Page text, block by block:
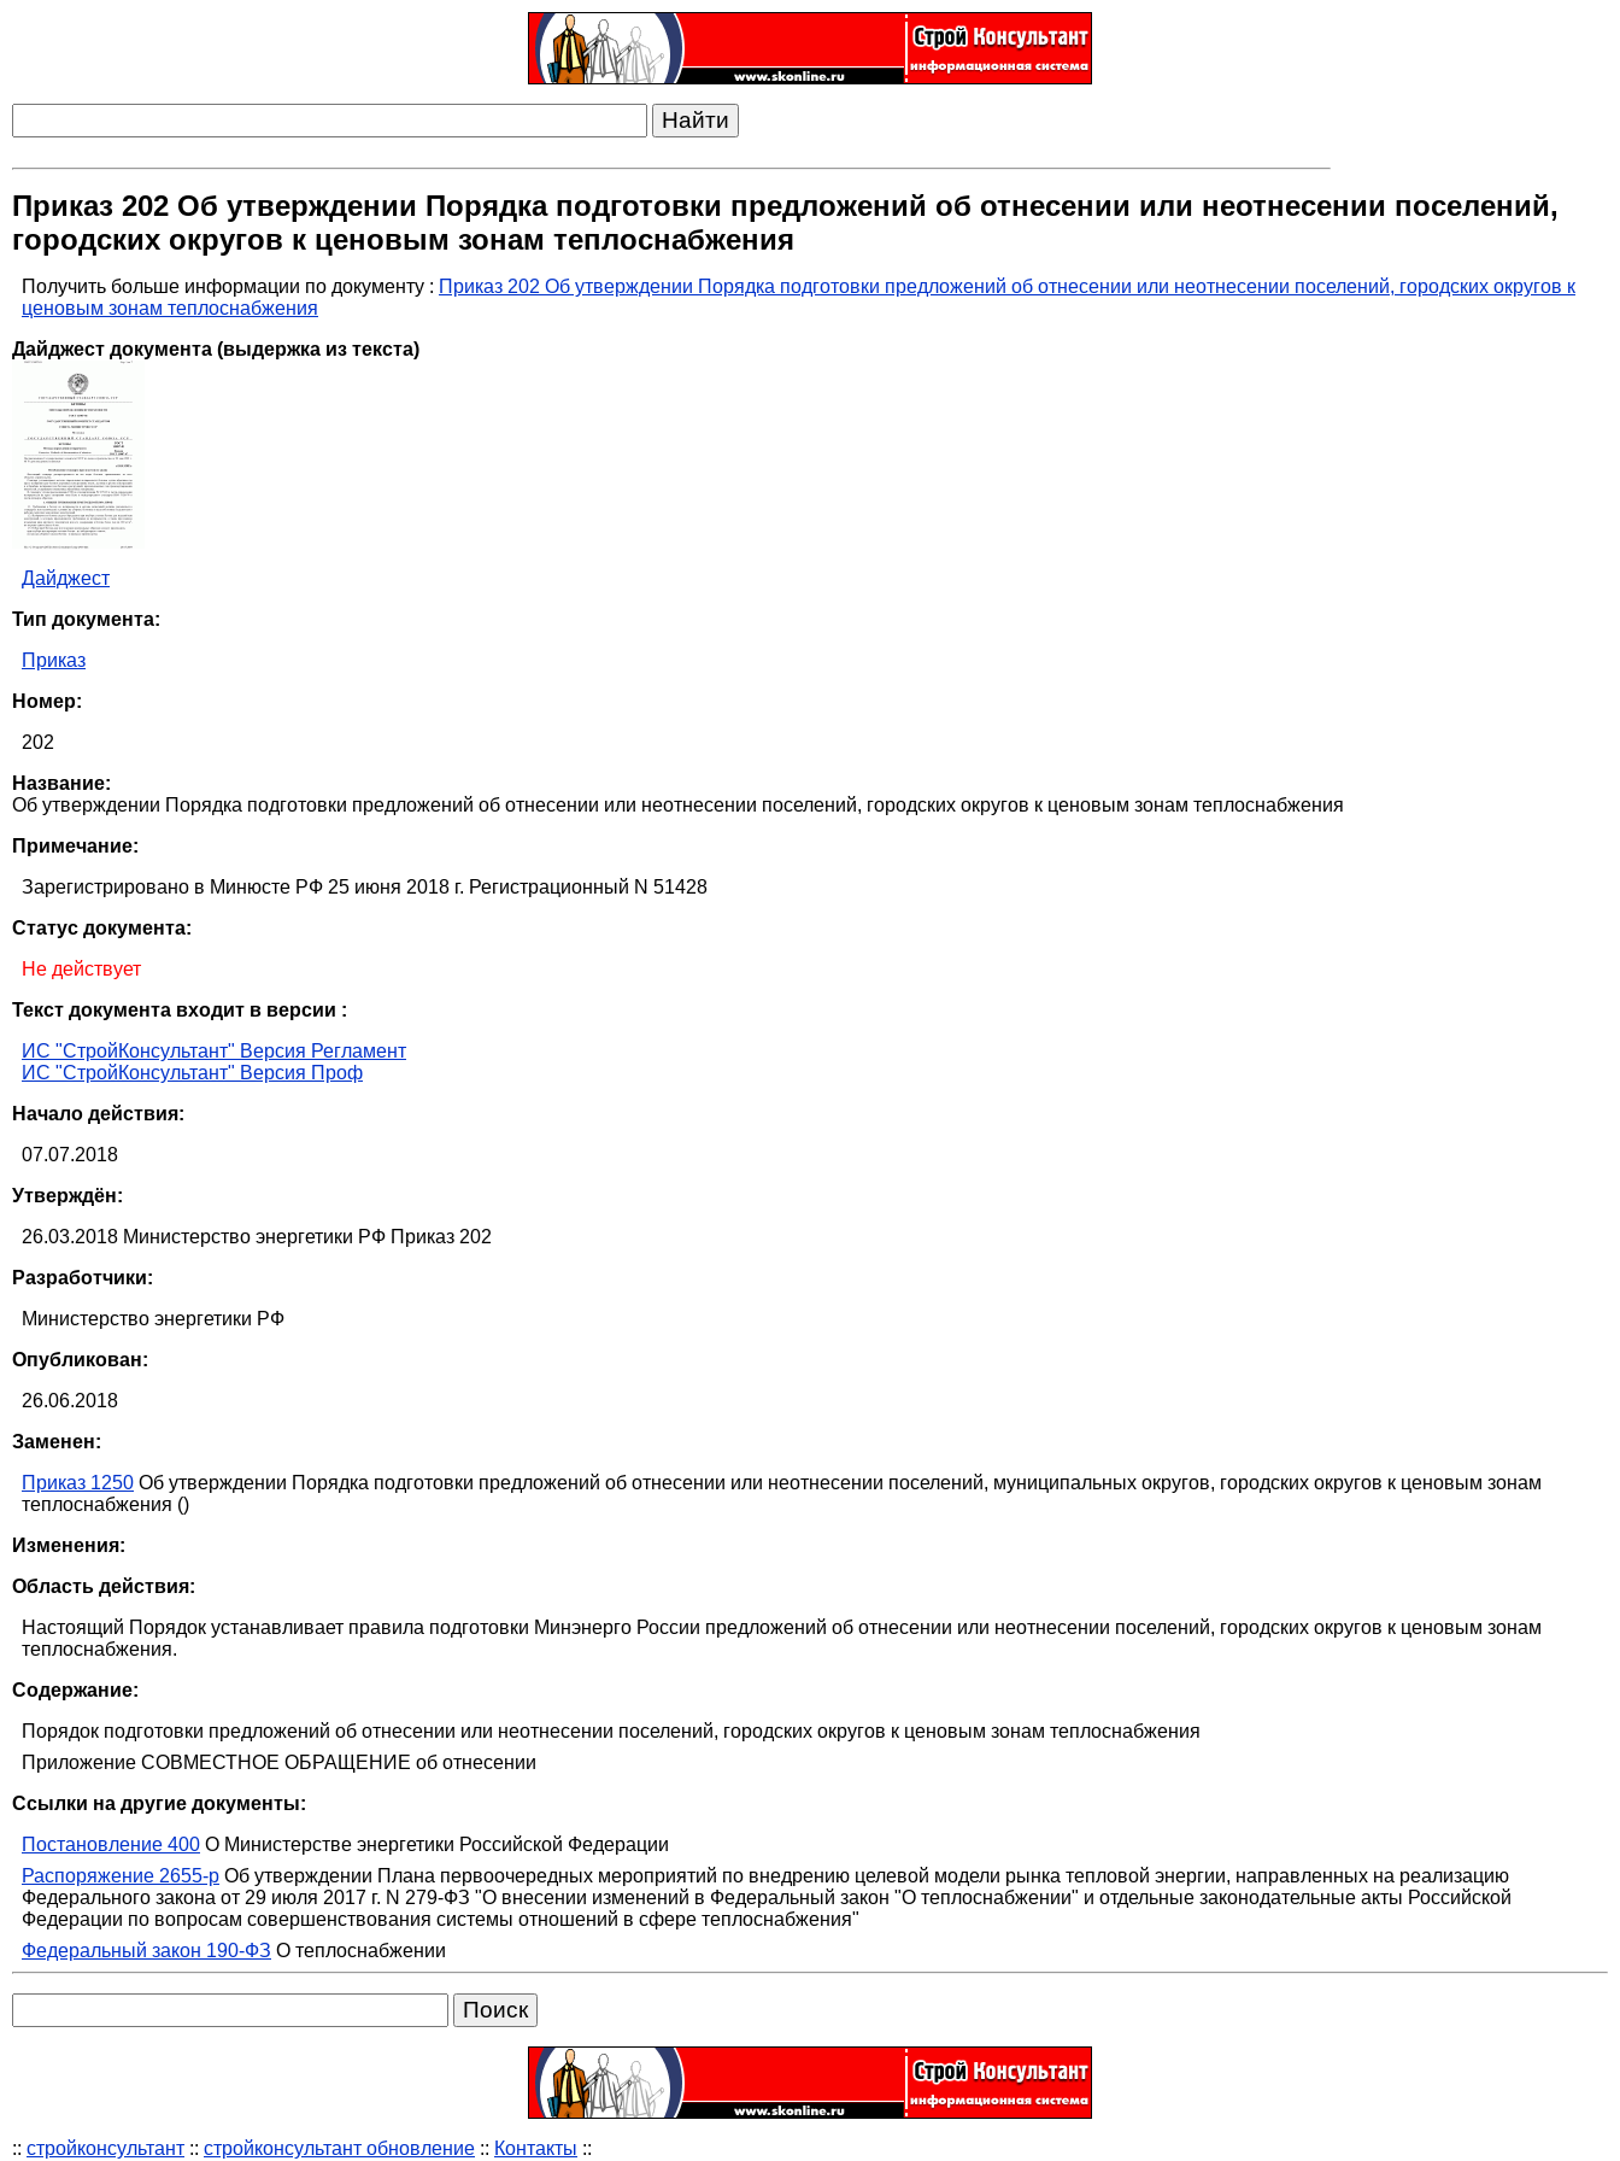
Приказ 202 Об утверждении Порядка подготовки предложений об отнесении или неотнесении поселений,
городских округов к ценовым зонам теплоснабжения
Получить больше информации по документу : Приказ 202 Об утверждении Порядка подготовки предложений об отнесении или неотнесении поселений, городских округов к
ценовым зонам теплоснабжения
Дайджест документа (выдержка из текста)
Дайджест
Тип документа:
Приказ
Номер:
202
Название:
Об утверждении Порядка подготовки предложений об отнесении или неотнесении поселений, городских округов к ценовым зонам теплоснабжения
Примечание:
Зарегистрировано в Минюсте РФ 25 июня 2018 г. Регистрационный N 51428
Статус документа:
Не действует
Текст документа входит в версии :
ИС "СтройКонсультант" Версия Регламент
ИС "СтройКонсультант" Версия Проф
Начало действия:
07.07.2018
Утверждён:
26.03.2018 Министерство энергетики РФ Приказ 202
Разработчики:
Министерство энергетики РФ
Опубликован:
26.06.2018
Заменен:
Приказ 1250 Об утверждении Порядка подготовки предложений об отнесении или неотнесении поселений, муниципальных округов, городских округов к ценовым зонам
теплоснабжения ()
Изменения:
Область действия:
Настоящий Порядок устанавливает правила подготовки Минэнерго России предложений об отнесении или неотнесении поселений, городских округов к ценовым зонам
теплоснабжения.
Содержание:
Порядок подготовки предложений об отнесении или неотнесении поселений, городских округов к ценовым зонам теплоснабжения
Приложение СОВМЕСТНОЕ ОБРАЩЕНИЕ об отнесении
Ссылки на другие документы:
Постановление 400 О Министерстве энергетики Российской Федерации
Распоряжение 2655-р Об утверждении Плана первоочередных мероприятий по внедрению целевой модели рынка тепловой энергии, направленных на реализацию
Федерального закона от 29 июля 2017 г. N 279-ФЗ "О внесении изменений в Федеральный закон "О теплоснабжении" и отдельные законодательные акты Российской
Федерации по вопросам совершенствования системы отношений в сфере теплоснабжения"
Федеральный закон 190-ФЗ О теплоснабжении
:: стройконсультант :: стройконсультант обновление :: Контакты ::